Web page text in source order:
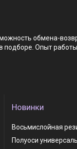
обмена-
Опыт
Новинки
Восьмислойная
Полуоси